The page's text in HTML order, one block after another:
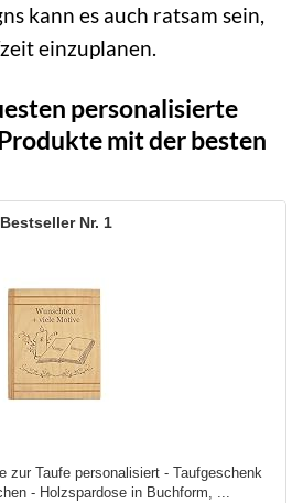
kann es auch ratsam sein,
einzuplanen.
personalisierte
mit der besten
1
zur Taufe personalisiert - Taufgeschenk
- Holzspardose in Buchform, ...